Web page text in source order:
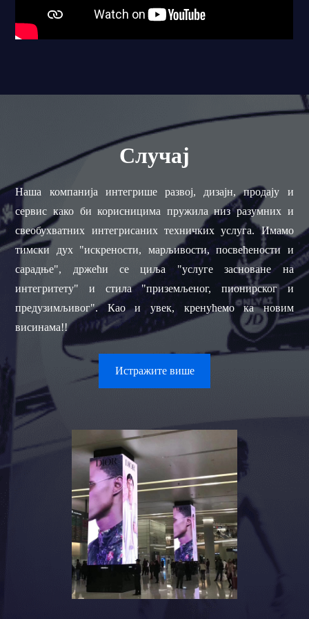
Случај
Наша компанија интегрише развој, дизајн, продају и
сервис како би корисницима пружила низ разумних и
свеобухватних интегрисаних техничких услуга. Имамо
тимски дух "искрености, марљивости, посвећености и
сарадње", држећи се циља "услуге засноване на
интегритету" и стила "приземљеног, пионирског и
предузимљивог". Као и увек, кренућемо ка новим
висинама!!
Истражите више